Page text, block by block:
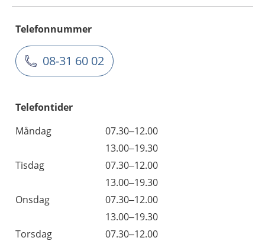
Telefonnummer
08-31 60 02
Telefontider
Måndag
07.30–12.00
13.00–19.30
Tisdag
07.30–12.00
13.00–19.30
Onsdag
07.30–12.00
13.00–19.30
Torsdag
07.30–12.00